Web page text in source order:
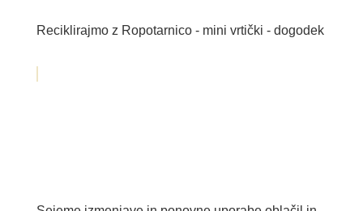
Reciklirajmo z Ropotarnico - mini vrtički - dogodek